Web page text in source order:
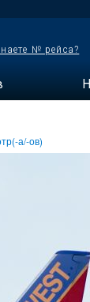
№ рейса?
а/-ов)